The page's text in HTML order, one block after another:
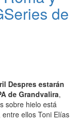
de
Despres estarán
de Grandvalira,
sobre hielo está
ellos Toni Elías